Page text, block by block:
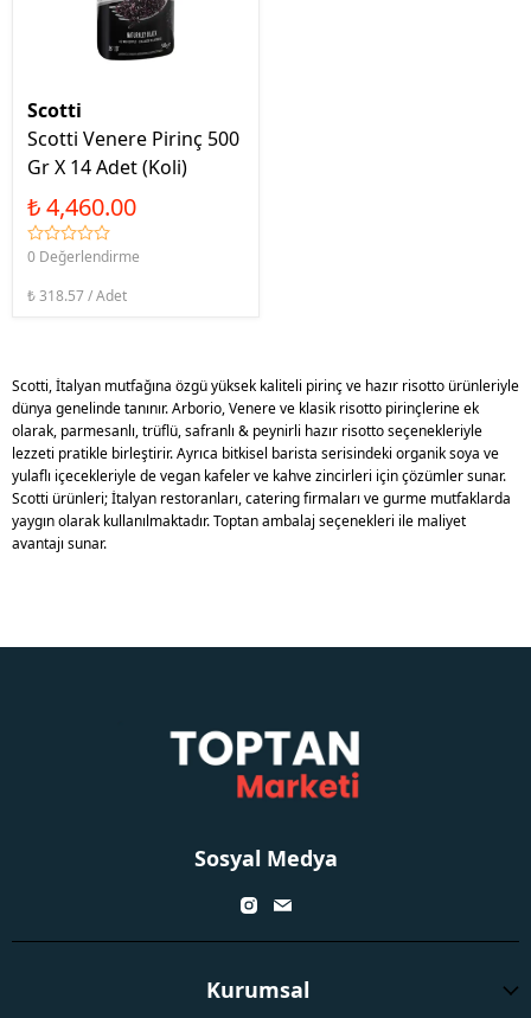
Scotti
Scotti Venere Pirinç 500
Gr X 14 Adet (Koli)
₺ 4,460.00
0 Değerlendirme
₺ 318.57 / Adet
Scotti, İtalyan mutfağına özgü yüksek kaliteli pirinç ve hazır risotto ürünleriyle
dünya genelinde tanınır. Arborio, Venere ve klasik risotto pirinçlerine ek
olarak, parmesanlı, trüflü, safranlı & peynirli hazır risotto seçenekleriyle
lezzeti pratikle birleştirir. Ayrıca bitkisel barista serisindeki organik soya ve
yulaflı içecekleriyle de vegan kafeler ve kahve zincirleri için çözümler sunar.
Scotti ürünleri; İtalyan restoranları, catering firmaları ve gurme mutfaklarda
yaygın olarak kullanılmaktadır. Toptan ambalaj seçenekleri ile maliyet
avantajı sunar.
Sosyal Medya
Kurumsal